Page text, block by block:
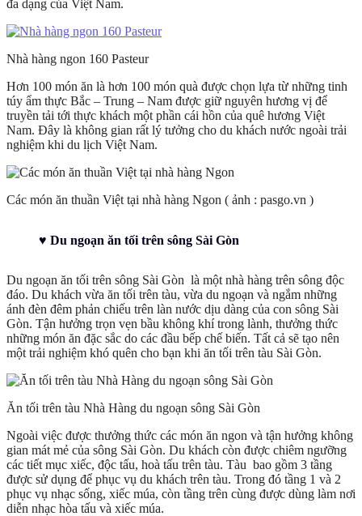
đa dạng của Việt Nam.
Nhà hàng ngon 160 Pasteur
Hơn 100 món ăn là hơn 100 món quà được chọn lựa từ những tinh
túy ẩm thực Bắc – Trung – Nam được giữ nguyên hương vị để
truyền tải tới thực khách một phần cái hồn của quê hương Việt
Nam. Đây là không gian rất lý tưởng cho du khách nước ngoài trải
nghiệm khi du lịch Việt Nam.
Các món ăn thuần Việt tại nhà hàng Ngon ( ảnh : pasgo.vn )
♥ Du ngoạn ăn tối trên sông Sài Gòn
Du ngoạn ăn tối trên sông Sài Gòn là một nhà hàng trên sông độc
đáo. Du khách vừa ăn tối trên tàu, vừa du ngoạn và ngắm những
ánh đèn đêm phản chiếu trên làn nước dịu dàng của con sông Sài
Gòn. Tận hưởng trọn vẹn bầu không khí trong lành, thưởng thức
những món ăn đặc sắc do các đầu bếp chế biến. Tất cả sẽ tạo nên
một trải nghiệm khó quên cho bạn khi ăn tối trên tàu Sài Gòn.
Ăn tối trên tàu Nhà Hàng du ngoạn sông Sài Gòn
Ngoài việc được thưởng thức các món ăn ngon và tận hưởng không
gian mát mẻ của sông Sài Gòn. Du khách còn được chiêm ngưỡng
các tiết mục xiếc, độc tấu, hoà tấu trên tàu. Tàu bao gồm 3 tầng
được sử dụng để phục vụ du khách trên tàu. Trong đó tầng 1 và 2
phục vụ nhạc sống, xiếc múa, còn tầng trên cùng được dùng làm nơi
diễn nhạc hòa tấu và xiếc múa.